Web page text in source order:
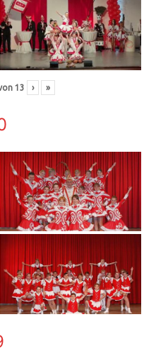
13 › »